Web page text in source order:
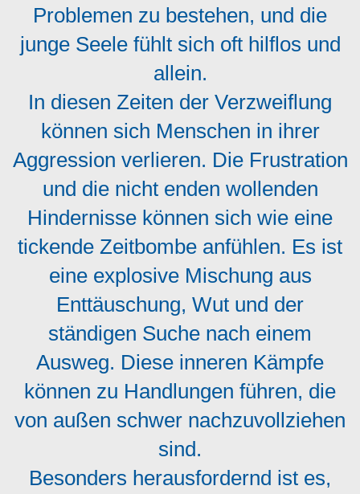
Problemen zu bestehen, und die
junge Seele fühlt sich oft hilflos und
allein.
In diesen Zeiten der Verzweiflung
können sich Menschen in ihrer
Aggression verlieren. Die Frustration
und die nicht enden wollenden
Hindernisse können sich wie eine
tickende Zeitbombe anfühlen. Es ist
eine explosive Mischung aus
Enttäuschung, Wut und der
ständigen Suche nach einem
Ausweg. Diese inneren Kämpfe
können zu Handlungen führen, die
von außen schwer nachzuvollziehen
sind.
Besonders herausfordernd ist es,